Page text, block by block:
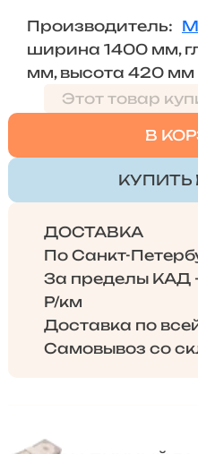
Производитель:
ширина 1400 мм,
мм, высота 420 мм
Этот товар
В
КУПИТЬ
ДОСТАВКА
По Санкт-
За пределы КАД
Р/км
Доставка по
Самовывоз со